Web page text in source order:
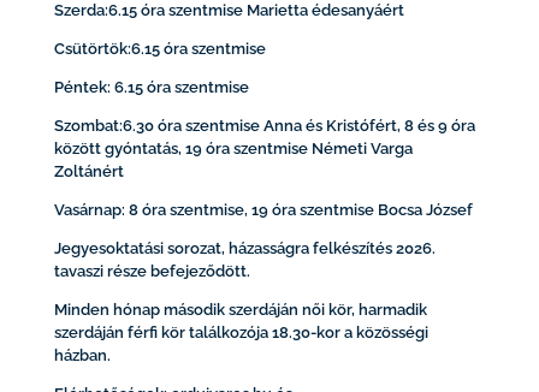
Szerda:6.15 óra szentmise Marietta édesanyáért
Csütörtök:6.15 óra szentmise
Péntek: 6.15 óra szentmise
Szombat:6.30 óra szentmise Anna és Kristófért, 8 és 9 óra
között gyóntatás, 19 óra szentmise Németi Varga
Zoltánért
Vasárnap: 8 óra szentmise, 19 óra szentmise Bocsa József
Jegyesoktatási sorozat, házasságra felkészítés 2026.
tavaszi része befejeződött.
Minden hónap második szerdáján női kör, harmadik
szerdáján férfi kör találkozója 18.30-kor a közösségi
házban.